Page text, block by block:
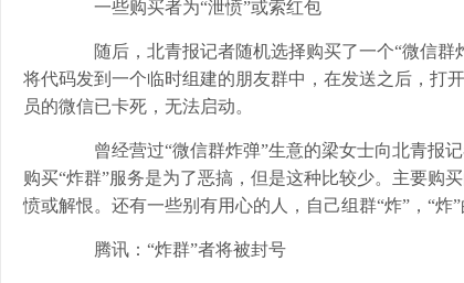
一些购买者为“泄愤”或索红包
随后，北青报记者随机选择购买了一个“微信群
将代码发到一个临时组建的朋友群中，在发送之后，打
员的微信已卡死，无法启动。
曾经营过“微信群炸弹”生意的梁女士向北青报记
购买“炸群”服务是为了恶搞，但是这种比较少。主要购
愤或解恨。还有一些别有用心的人，自己组群“炸”，“炸
腾讯：“炸群”者将被封号